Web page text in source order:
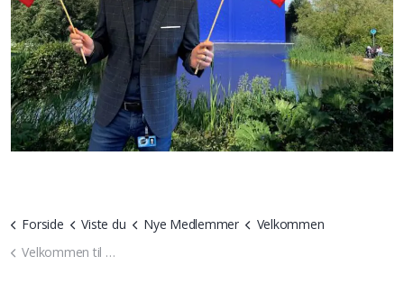
Forside Viste du Nye Medlemmer
Velkommen
Velkommen til Universe